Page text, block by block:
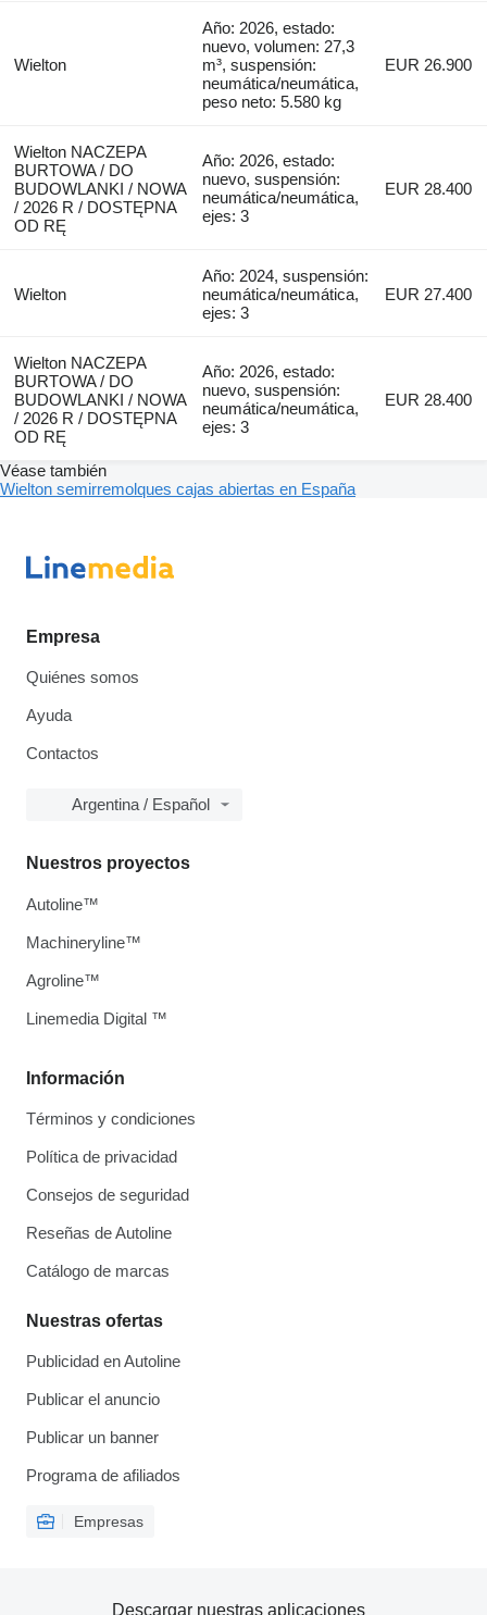
Wielton
Año: 2026, estado:
nuevo, volumen: 27,3
m³, suspensión:
neumática/neumática,
peso neto: 5.580 kg
EUR 26.900
Wielton NACZEPA
BURTOWA / DO
BUDOWLANKI / NOWA
/ 2026 R / DOSTĘPNA
OD RĘ
Año: 2026, estado:
nuevo, suspensión:
neumática/neumática,
ejes: 3
EUR 28.400
Wielton
Año: 2024, suspensión:
neumática/neumática,
ejes: 3
EUR 27.400
Wielton NACZEPA
BURTOWA / DO
BUDOWLANKI / NOWA
/ 2026 R / DOSTĘPNA
OD RĘ
Año: 2026, estado:
nuevo, suspensión:
neumática/neumática,
ejes: 3
EUR 28.400
Véase también
Wielton semirremolques cajas abiertas en España
Empresa
Quiénes somos
Ayuda
Contactos
Argentina / Español
Información
Términos y condiciones
Política de privacidad
Consejos de seguridad
Reseñas de Autoline
Catálogo de marcas
Nuestras ofertas
Publicidad en Autoline
Publicar el anuncio
Publicar un banner
Programa de afiliados
Empresas
Nuestros proyectos
Autoline™
Machineryline™
Agroline™
Linemedia Digital ™
Descargar nuestras aplicaciones